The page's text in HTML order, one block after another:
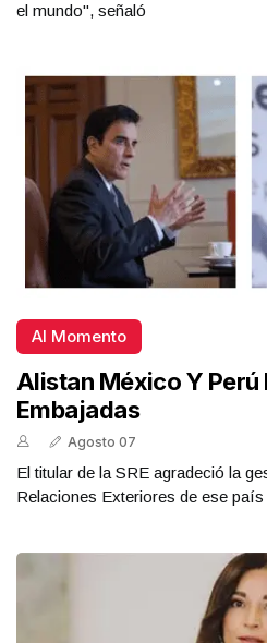
el mundo", señaló
Al Momento
Alistan México Y Perú
Embajadas
Agosto 07
El titular de la SRE agradeció la
Relaciones Exteriores de ese